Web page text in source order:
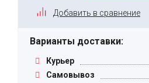
Добавить в сравнение
Варианты доставки:
Курьер
Самовывоз